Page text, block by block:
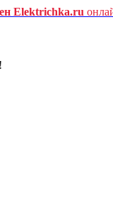
Elektrichka.ru